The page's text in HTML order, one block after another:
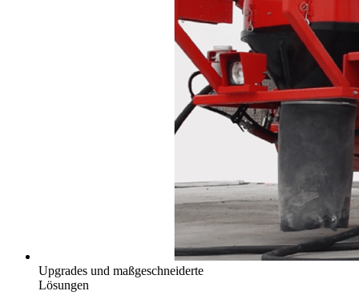
Upgrades und maßgeschneiderte
Lösungen